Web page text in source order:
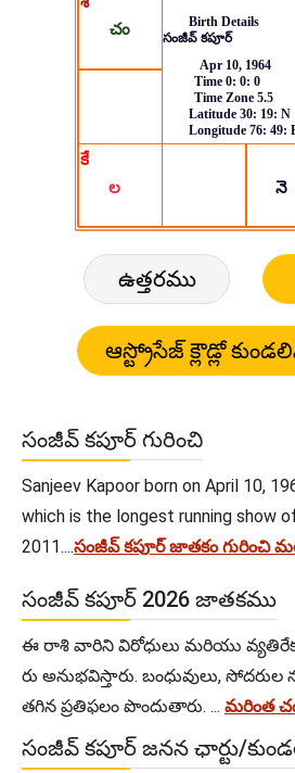
ఉత్తరము
సంజీవ్ కపూర్ గురించి
Sanjeev Kapoor born on April 10,
which is the longest running show
2011....సంజీవ్ కపూర్ జాతకం గురించి
సంజీవ్ కపూర్ 2026 జాతకము
ఈ రాశి వారిని విరోధులు మరియు
రు అనుభవిస్తారు. బంధువులు,
తగిన ప్రతిఫలం పొందుతారు. ... మరింత
సంజీవ్ కపూర్ జనన ఛార్టు/